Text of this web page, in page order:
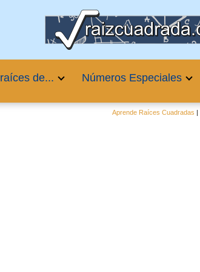
de... Números Especiales
Aprende Raíces Cuadradas |